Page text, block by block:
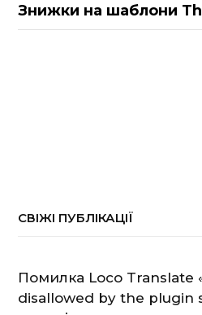
Знижки на шаблони
СВІЖІ ПУБЛІКАЦІЇ
Помилка Loco Translate
disallowed by the plugin